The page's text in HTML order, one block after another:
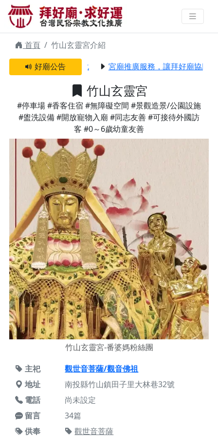
竹山玄靈宮 | 拜好廟求好運 找到與
您有緣的信仰
首頁
竹山玄靈宮介紹
好廟公告
廣台灣民俗宗教文化 宮廟推廣服務，讓拜好廟協助您
竹山玄靈宮
#停車場#香客住宿 #無障礙空間 #景觀造景/公園設施
#盥洗設備#開放寵物入廟 #同志友善#可接待外國訪
客 #0～6歲幼童友善
竹山玄靈宮-番婆媽粉絲團
主祀
觀世音菩薩/觀音佛祖
地址
南投縣竹山鎮田子里大林巷32號
電話
尚未設定
留言
34篇
供奉
觀世音菩薩